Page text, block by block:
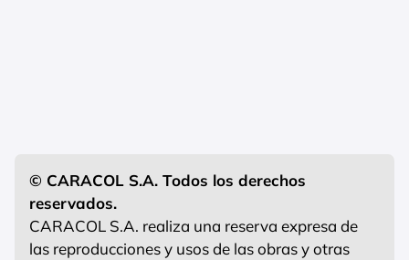
© CARACOL S.A. Todos los derechos
reservados.
CARACOL S.A. realiza una reserva expresa de
las reproducciones y usos de las obras y otras